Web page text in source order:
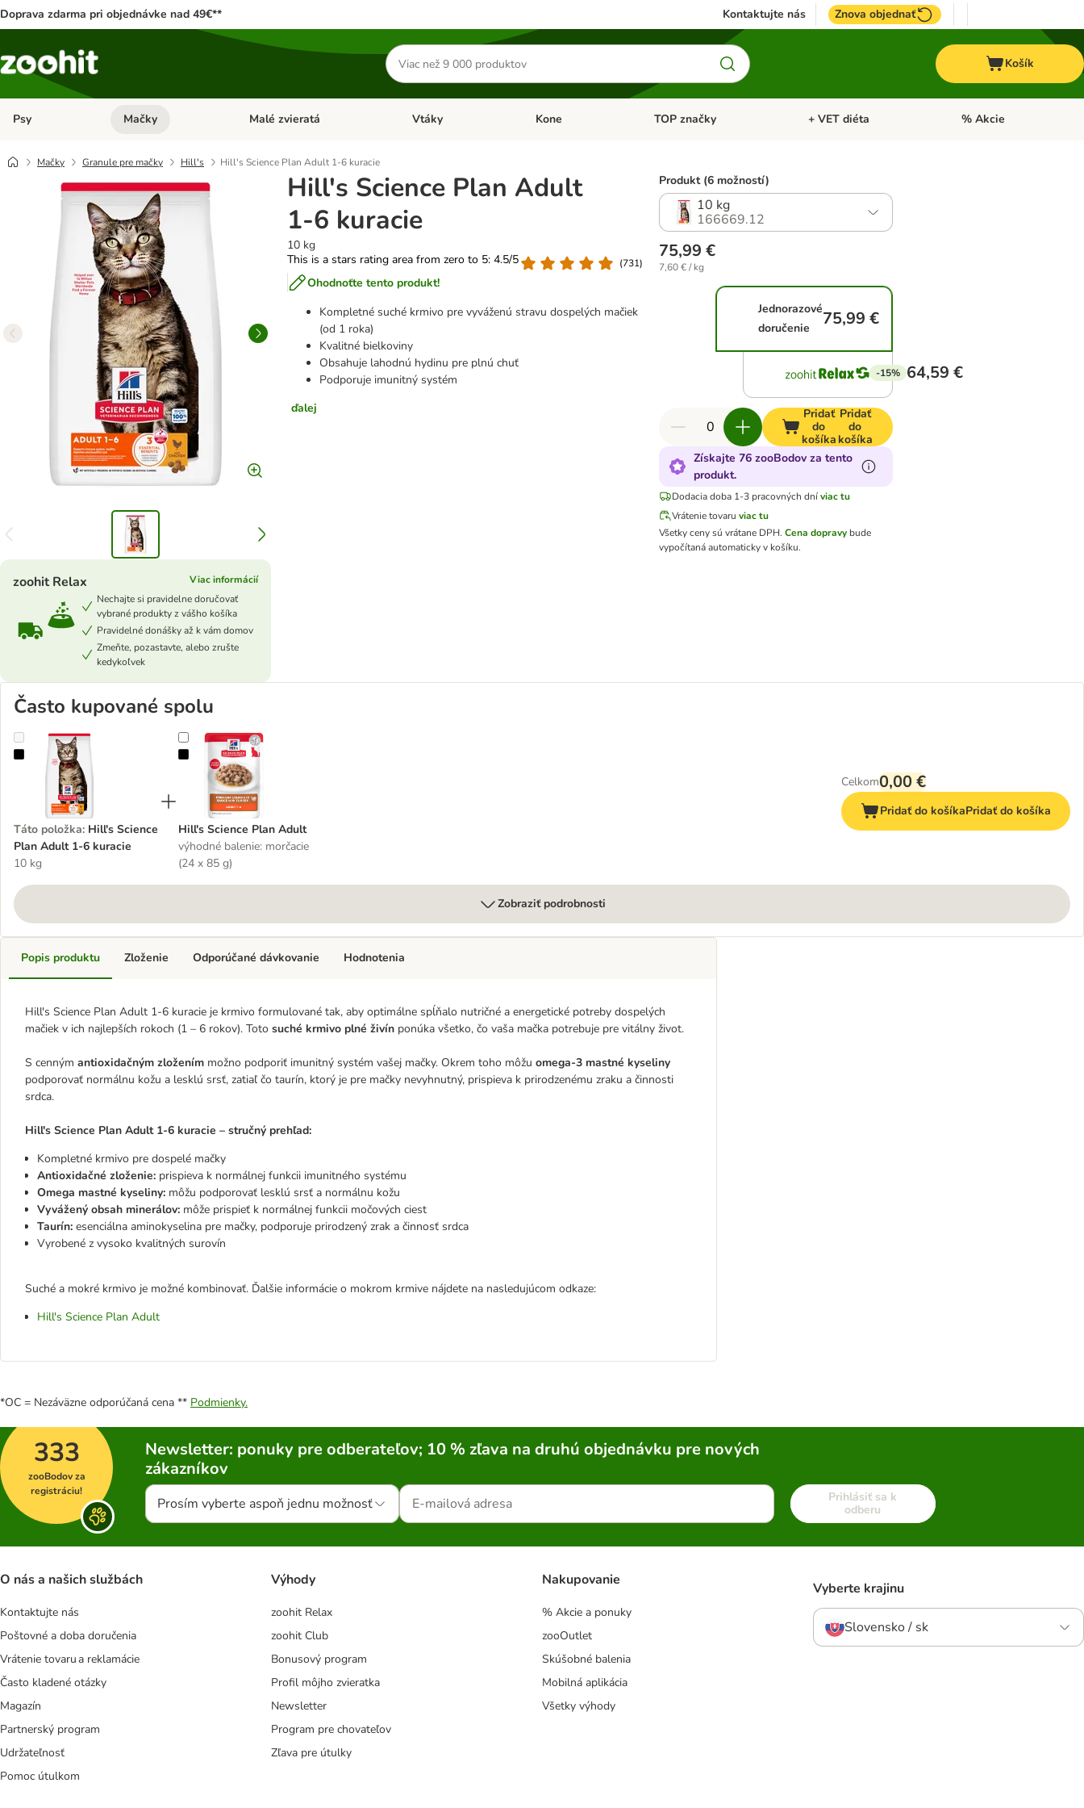
Doprava zdarma pri objednávke nad 49€** Kontaktujte nás Znova objednať
Hľadať
produkty
Košík
Psy Otvoriť menu: Psy
Mačky Otvoriť menu: Mačky
Malé zvieratá Otvoriť menu: Malé zvieratá
Vtáky Otvoriť menu: Vtáky
Kone Otvoriť menu: Kone
TOP značky Otvoriť menu: TOP značky
+ VET diéta Otvoriť menu: + VET diéta
% Akcie
Mačky Granule pre mačky Hill's Hill's Science Plan Adult 1-6 kuracie
Hill's Science Plan Adult
1-6 kuracie
10 kg
This is a stars rating area from zero to 5: 4.5/5
(731)
Ohodnoťte tento produkt!
Kompletné suché krmivo pre vyváženú stravu dospelých mačiek
(od 1 roka)
Kvalitné bielkoviny
Obsahuje lahodnú hydinu pre plnú chuť
Podporuje imunitný systém
ďalej
zoohit Relax
Viac informácií
Nechajte si pravidelne doručovať
vybrané produkty z vášho košíka
Pravidelné donášky až k vám domov
Zmeňte, pozastavte, alebo zrušte
kedykoľvek
Produkt (6 možností)
10 kg
166669.12
75,99 €
7,60 € / kg
Jednorazové
doručenie
75,99 €
-15% 64,59 €
Pridať
do
košíka
Pridať
do
košíka
Získajte 76 zooBodov za tento
produkt.
Dodacia doba 1-3 pracovných dní viac tu
Vrátenie tovaru viac tu
Všetky ceny sú vrátane DPH. Cena dopravybude
vypočítaná automaticky v košíku.
Často kupované spolu
Hill's Science Plan Adult 1-6 kuracie
Táto položka: Hill's Science
Plan Adult 1-6 kuracie
10 kg
Hill's Science Plan Adult
Hill's Science Plan Adult
výhodné balenie: morčacie
(24 x 85 g)
Celkom0,00 €
Pridať do košíkaPridať do košíka
Zobraziť podrobnosti
Popis produktu
Hill's Science Plan Adult 1-6 kuracie je krmivo formulované tak, aby optimálne spĺňalo nutričné ​​a energetické potreby dospelých
mačiek v ich najlepších rokoch (1 – 6 rokov). Toto suché krmivo plné živín ponúka všetko, čo vaša mačka potrebuje pre vitálny život.
S cenným antioxidačným zložením možno podporiť imunitný systém vašej mačky. Okrem toho môžu omega-3 mastné kyseliny
podporovať normálnu kožu a lesklú srsť, zatiaľ čo taurín, ktorý je pre mačky nevyhnutný, prispieva k prirodzenému zraku a činnosti
srdca.
Hill's Science Plan Adult 1-6 kuracie – stručný prehľad:
Kompletné krmivo pre dospelé mačky
Antioxidačné zloženie: prispieva k normálnej funkcii imunitného systému
Omega mastné kyseliny: môžu podporovať lesklú srsť a normálnu kožu
Vyvážený obsah minerálov: môže prispieť k normálnej funkcii močových ciest
Taurín: esenciálna aminokyselina pre mačky, podporuje prirodzený zrak a činnosť srdca
Vyrobené z vysoko kvalitných surovín
Suché a mokré krmivo je možné kombinovať. Ďalšie informácie o mokrom krmive nájdete na nasledujúcom odkaze:
Hill's Science Plan Adult
Zloženie Odporúčané dávkovanie Hodnotenia
*OC = Nezáväzne odporúčaná cena ** Podmienky.
333
zooBodov za
registráciu!
Newsletter: ponuky pre odberateľov; 10 % zľava na druhú objednávku pre nových
zákazníkov
Prosím vyberte aspoň jednu možnosť
Prihlásiť sa k
odberu
O nás a našich službách
Kontaktujte nás
Poštovné a doba doručenia
Vrátenie tovaru a reklamácie
Často kladené otázky
Magazín
Partnerský program
Udržateľnosť
Pomoc útulkom
Výhody
zoohit Relax
zoohit Club
Bonusový program
Profil môjho zvieratka
Newsletter
Program pre chovateľov
Zľava pre útulky
Nakupovanie
% Akcie a ponuky
zooOutlet
Skúšobné balenia
Mobilná aplikácia
Všetky výhody
Vyberte krajinu
Slovensko / sk